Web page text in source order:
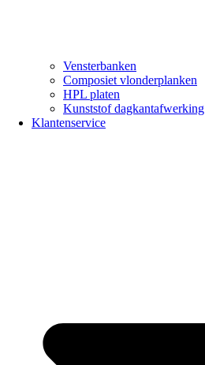
Vensterbanken
Composiet vlonderplanken
HPL platen
Kunststof dagkantafwerking
Klantenservice